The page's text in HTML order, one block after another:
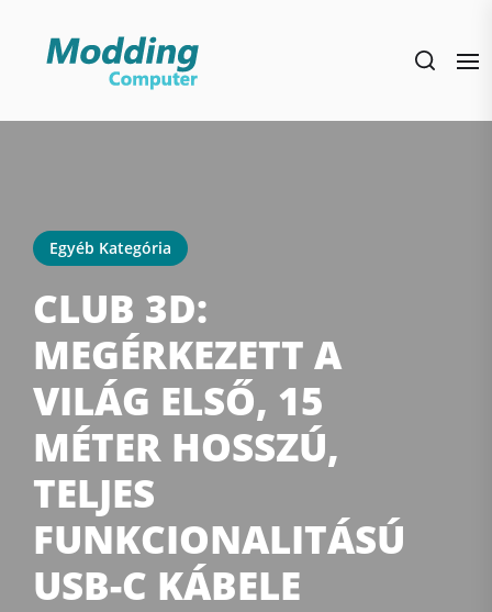
Egyéb Kategória
CLUB 3D:
MEGÉRKEZETT A
VILÁG ELSŐ, 15
MÉTER HOSSZÚ,
TELJES
FUNKCIONALITÁSÚ
USB-C KÁBELE